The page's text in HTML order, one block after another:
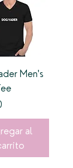
Men's
al